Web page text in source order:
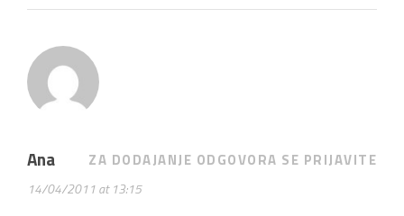
Ana
14/04/2011 at 13:15
ZA DODAJANJE ODGOVORA SE PRIJAVITE